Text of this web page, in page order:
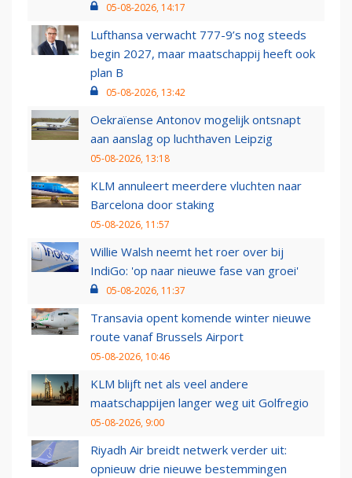
05-08-2026, 14:17
Lufthansa verwacht 777-9’s nog steeds
begin 2027, maar maatschappij heeft ook
plan B
05-08-2026, 13:42
Oekraïense Antonov mogelijk ontsnapt
aan aanslag op luchthaven Leipzig
05-08-2026, 13:18
KLM annuleert meerdere vluchten naar
Barcelona door staking
05-08-2026, 11:57
Willie Walsh neemt het roer over bij
IndiGo: 'op naar nieuwe fase van groei'
05-08-2026, 11:37
Transavia opent komende winter nieuwe
route vanaf Brussels Airport
05-08-2026, 10:46
KLM blijft net als veel andere
maatschappijen langer weg uit Golfregio
05-08-2026, 9:00
Riyadh Air breidt netwerk verder uit:
opnieuw drie nieuwe bestemmingen